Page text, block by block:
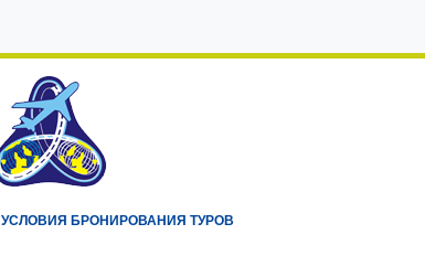
УСЛОВИЯ БРОНИРОВАНИЯ ТУРОВ